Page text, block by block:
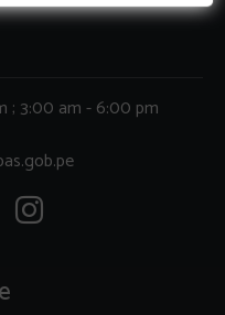
; 3:00 am - 6:00 pm